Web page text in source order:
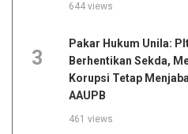
644 views
3
Pakar Hukum Unila:
Berhentikan Sekda,
Korupsi Tetap
AAUPB
461 views